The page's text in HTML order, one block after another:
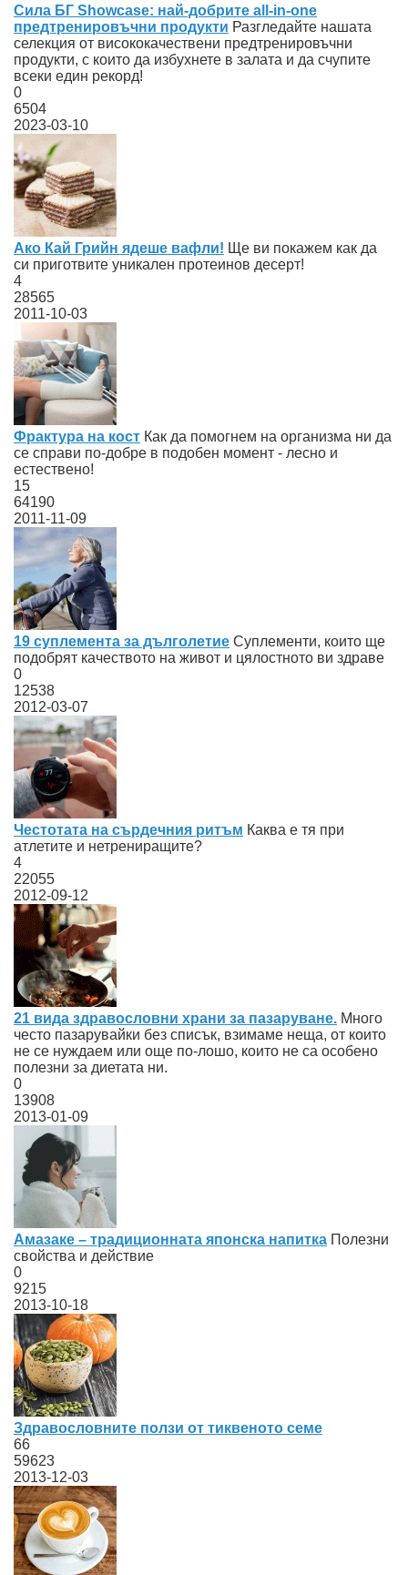
Сила БГ Showcase: най-добрите all-in-one
предтренировъчни продукти Разгледайте нашата
селекция от висококачествени предтренировъчни
продукти, с които да избухнете в залата и да счупите
всеки един рекорд!
0
6504
2023-03-10
Ако Кай Грийн ядеше вафли! Ще ви покажем как да
си приготвите уникален протеинов десерт!
4
28565
2011-10-03
Фрактура на кост Как да помогнем на организма ни да
се справи по-добре в подобен момент - лесно и
естествено!
15
64190
2011-11-09
19 суплемента за дълголетие Суплементи, които ще
подобрят качеството на живот и цялостното ви здраве
0
12538
2012-03-07
Честотата на сърдечния ритъм Каква е тя при
атлетите и нетрениращите?
4
22055
2012-09-12
21 вида здравословни храни за пазаруване. Много
често пазарувайки без списък, взимаме неща, от които
не се нуждаем или още по-лошо, които не са особено
полезни за диетата ни.
0
13908
2013-01-09
Амазаке – традиционната японска напитка Полезни
свойства и действие
0
9215
2013-10-18
Здравословните ползи от тиквеното семе
66
59623
2013-12-03